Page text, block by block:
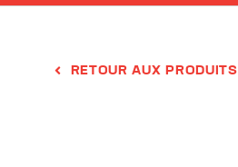
RETOUR AUX PRODUITS